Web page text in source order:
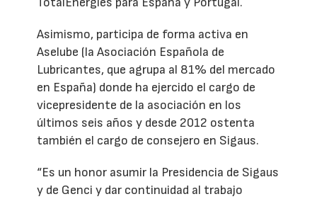
Asimismo, participa de forma activa en
Aselube (la Asociación Española de
Lubricantes, que agrupa al 81% del mercado
en España) donde ha ejercido el cargo de
vicepresidente de la asociación en los
últimos seis años y desde 2012 ostenta
también el cargo de consejero en Sigaus.
“Es un honor asumir la Presidencia de Sigaus
y de Genci y dar continuidad al trabajo